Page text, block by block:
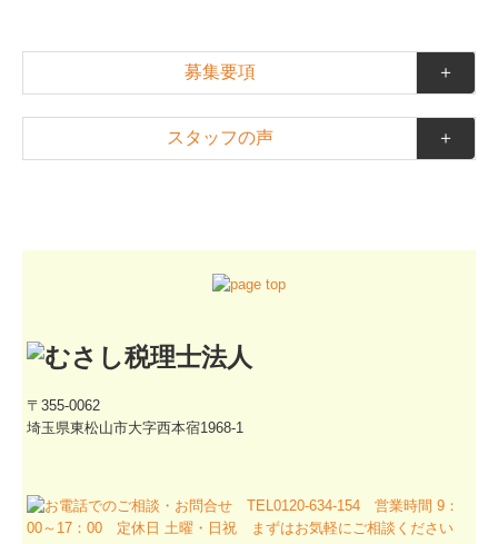
募集要項 ＋
スタッフの声 ＋
〒355-0062
埼玉県東松山市大字西本宿1968-1